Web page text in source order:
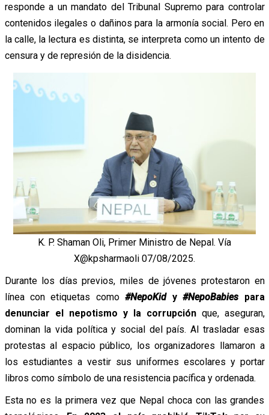
responde a un mandato del Tribunal Supremo para controlar
contenidos ilegales o dañinos para la armonía social. Pero en
la calle, la lectura es distinta, se interpreta como un intento de
censura y de represión de la disidencia.
K. P. Shaman Oli, Primer Ministro de Nepal. Vía
X@kpsharmaoli 07/08/2025.
Durante los días previos, miles de jóvenes protestaron en
línea con etiquetas como#NepoKidy#NepoBabiespara
denunciar el nepotismo y la corrupción que, aseguran,
dominan la vida política y social del país. Al trasladar esas
protestas al espacio público, los organizadores llamaron a
los estudiantes a vestir sus uniformes escolares y portar
libros como símbolo de una resistencia pacífica y ordenada.
Esta no es la primera vez que Nepal choca con las grandes